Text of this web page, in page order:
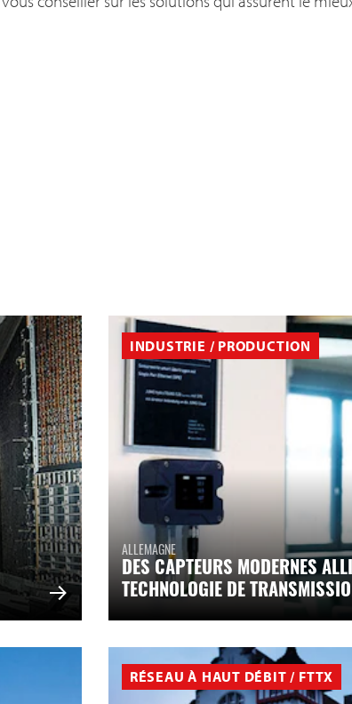
INDUSTRIE / PRODUCTION
ALLEMAGNE
DES CAPTEURS MODERNES
TECHNOLOGIE DE
RÉSEAU À HAUT DÉBIT / FTTX